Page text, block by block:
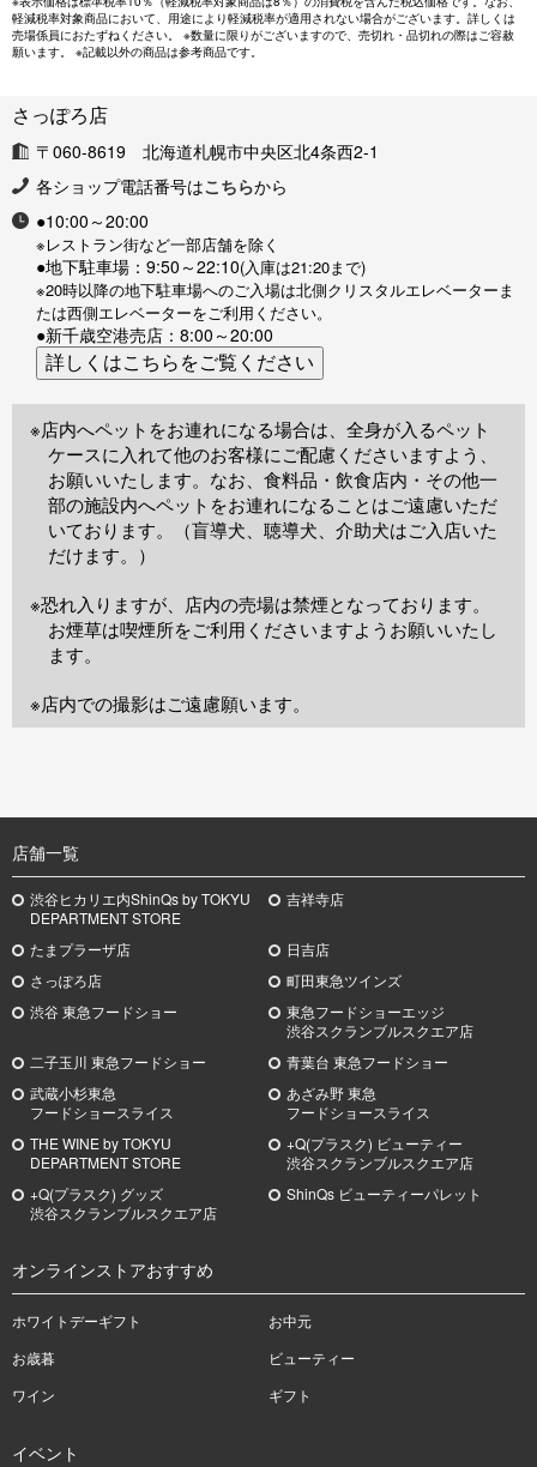
軽減税率対象商品において、用途により軽減税率が適用されない場合がございます。詳しくは
売場係員におたずねください。 ※数量に限りがございますので、売切れ・品切れの際はご容赦
願います。 ※記載以外の商品は参考商品です。
さっぽろ店
〒060-8619 北海道札幌市中央区北4条西2-1
各ショップ電話番号はこちらから
●10:00～20:00
※レストラン街など一部店舗を除く
●地下駐車場：9:50～22:10(入庫は21:20まで)
※20時以降の地下駐車場へのご入場は北側クリスタルエレベーターま
たは西側エレベーターをご利用ください。
●新千歳空港売店：8:00～20:00
※店内へペットをお連れになる場合は、全身が入るペット
ケースに入れて他のお客様にご配慮くださいますよう、
お願いいたします。なお、食料品・飲食店内・その他一
部の施設内へペットをお連れになることはご遠慮いただ
いております。（盲導犬、聴導犬、介助犬はご入店いた
だけます。）
※恐れ入りますが、店内の売場は禁煙となっております。
お煙草は喫煙所をご利用くださいますようお願いいたし
ます。
※店内での撮影はご遠慮願います。
店舗一覧
渋谷ヒカリエ内ShinQs by TOKYU
DEPARTMENT STORE
吉祥寺店
たまプラーザ店
日吉店
さっぽろ店
町田東急ツインズ
渋谷 東急フードショー
東急フードショーエッジ
渋谷スクランブルスクエア店
二子玉川 東急フードショー
青葉台 東急フードショー
武蔵小杉東急
フードショースライス
あざみ野東急
フードショースライス
THE WINE by TOKYU
DEPARTMENT STORE
+Q(プラスク) ビューティー
渋谷スクランブルスクエア店
+Q(プラスク) グッズ
渋谷スクランブルスクエア店
ShinQs ビューティーパレット
オンラインストアおすすめ
ホワイトデーギフト
お中元
お歳暮
ビューティー
ワイン
ギフト
イベント